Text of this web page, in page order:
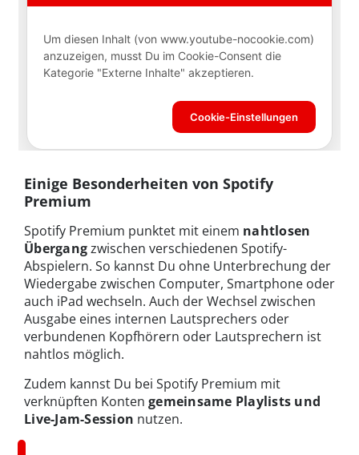
Einige Besonderheiten von Spotify
Premium
Spotify Premium punktet mit einem nahtlosen
Übergangzwischen verschiedenen Spotify-
Abspielern. So kannst Du ohne Unterbrechung der
Wiedergabe zwischen Computer, Smartphone oder
auch iPad wechseln. Auch der Wechsel zwischen
Ausgabe eines internen Lautsprechers oder
verbundenen Kopfhörern oder Lautsprechern ist
nahtlos möglich.
Zudem kannst Du bei Spotify Premium mit
verknüpften Konten gemeinsame Playlists und
Live-Jam-Session nutzen.